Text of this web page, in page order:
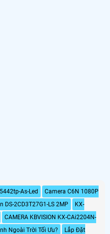
As-Led
Camera C6N 1080P
DS-2CD3T27G1-LS 2MP
KX-
CAMERA KBVISION KX-CAi2204N-
Ngoài Trời Tối Ưu?
Lắp Đặt